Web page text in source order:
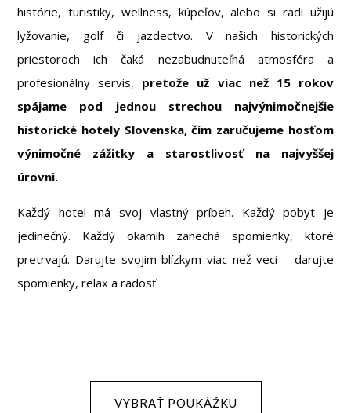
histórie, turistiky, wellness, kúpeľov, alebo si radi užijú
lyžovanie, golf či jazdectvo. V našich historických
priestoroch ich čaká nezabudnuteľná atmosféra a
profesionálny servis, pretože už viac než 15 rokov
spájame pod jednou strechou najvýnimočnejšie
historické hotely Slovenska, čím zaručujeme hosťom
výnimočné zážitky a starostlivosť na najvyššej
úrovni.
Každý hotel má svoj vlastný príbeh. Každý pobyt je
jedinečný. Každý okamih zanechá spomienky, ktoré
pretrvajú. Darujte svojim blízkym viac než veci – darujte
spomienky, relax a radosť.
VYBRAŤ POUKÁŽKU